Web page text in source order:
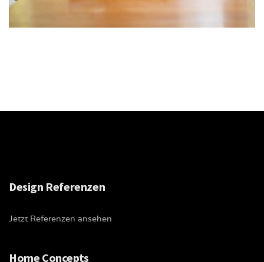
Design Referenzen
Jetzt Referenzen ansehen
Home Concepts